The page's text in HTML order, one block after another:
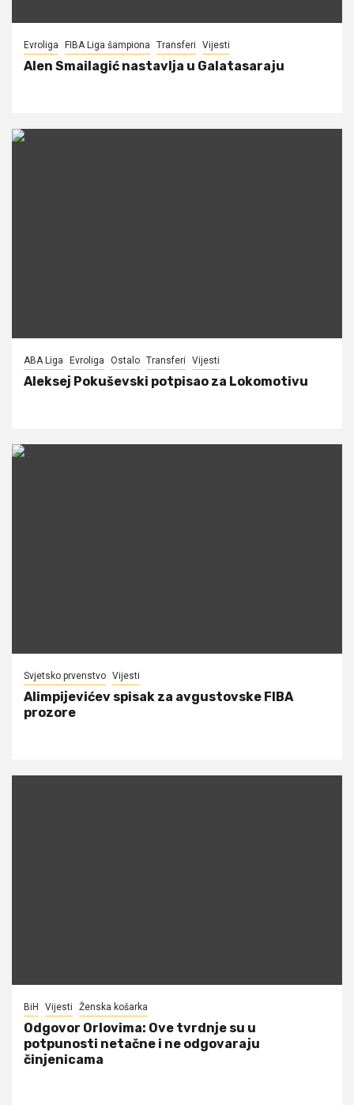
Evroliga FIBA Liga šampiona Transferi Vijesti
Alen Smailagić nastavlja u Galatasaraju
ABA Liga Evroliga Ostalo Transferi Vijesti
Aleksej Pokuševski potpisao za Lokomotivu
Svjetsko prvenstvo Vijesti
Alimpijevićev spisak za avgustovske FIBA
prozore
BiH Vijesti Ženska košarka
Odgovor Orlovima: ​Ove tvrdnje su u
potpunosti netačne i ne odgovaraju
činjenicama